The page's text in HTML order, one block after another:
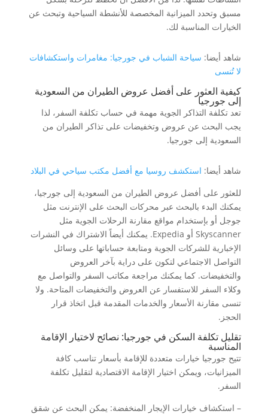
مسبق وتحدد الميزانية المخصصة للأنشطة السياحية وتبحث عن
الخيارات المناسبة لك.
شاهد أيضا: سياحة الشباب في جورجيا: مغامرات واستكشافات
لا تُنسى
كيفية العثور على أفضل عروض الطيران من السعودية
إلى جورجيا
تعد تكلفة التذاكر الجوية مهمة في حساب تكلفة السفر، لذا
يجب البحث عن عروض وتخفيضات على تذاكر الطيران من
السعودية إلى جورجيا.
شاهد أيضا: استكشف روسيا مع أفضل مكتب سياحي في البلاد
للعثور على أفضل عروض الطيران من السعودية إلى جورجيا،
يمكنك البدء بالبحث عبر محركات البحث على الإنترنت مثل
جوجل أو بإستخدام مواقع مقارنة الرحلات الجوية مثل
Skyscanner أو Expedia. يمكنك أيضاً الاشتراك في النشرات
الإخبارية للشركات الجوية ومتابعة حساباتها على وسائل
التواصل الاجتماعي لتكون على دراية بآخر العروض
والتخفيضات. كما يمكنك مراجعة مكاتب السفر والتواصل مع
وكلاء السفر للاستفسار عن العروض والتخفيضات المتاحة. ولا
تنسى مقارنة الأسعار والخدمات المقدمة قبل اتخاذ قرار
الحجز.
تقليل تكلفة السكن في جورجيا: نصائح لاختيار الإقامة
المناسبة
تتيح جورجيا خيارات متعددة للإقامة بأسعار تناسب كافة
الميزانيات، ويمكن اختيار الإقامة الاقتصادية لتقليل تكلفة
السفر.
– استكشاف خيارات الإيجار المنخفضة: يمكن البحث عن شقق